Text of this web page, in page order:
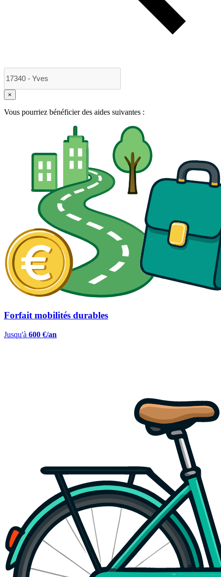
×
Vous pourriez bénéficier des aides suivantes :
Forfait mobilités durables
Jusqu'à 600 €/an